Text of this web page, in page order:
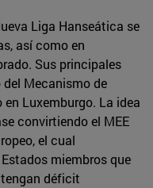
Liga Hanseática se
así como en
Sus principales
Mecanismo de
Luxemburgo. La idea
convirtiendo el MEE
el cual
miembros que
déficit